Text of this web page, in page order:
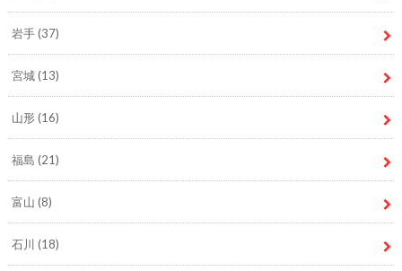
岩手(37)
宮城(13)
山形(16)
福島 (21)
富山 (8)
石川 (18)